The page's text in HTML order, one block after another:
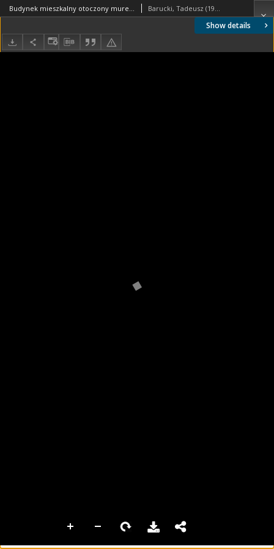
Show details
Budynek mieszkalny otoczony murem, drzwi wejściowe prowadzące na dziedziniec wewnętrzny, Londyn, Wielka Brytania Barucki, Tadeusz (1922- ). Fotograf